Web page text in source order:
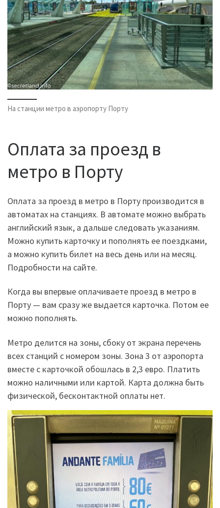
На станции метро в аэропорту Порту
Оплата за проезд в
метро в Порту
Оплата за проезд в метро в Порту производится в
автоматах на станциях. В автомате можно выбрать
английский язык, а дальше следовать указаниям.
Можно купить карточку и пополнять ее поездками,
а можно купить билет на весь день или на месяц.
Подробности на сайте.
Когда вы впервые оплачиваете проезд в метро в
Порту — вам сразу же выдается карточка. Потом ее
можно пополнять.
Метро делится на зоны, сбоку от экрана перечень
всех станций с номером зоны. Зона 3 от аэропорта
вместе с карточкой обошлась в 2,3 евро. Платить
можно наличными или картой. Карта должна быть
физической, бесконтактной оплаты нет.